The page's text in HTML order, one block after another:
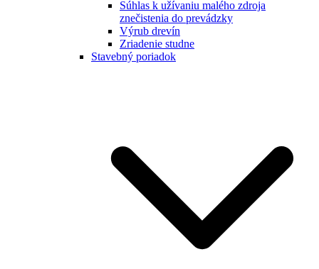
Súhlas k užívaniu malého zdroja
znečistenia do prevádzky
Výrub drevín
Zriadenie studne
Stavebný poriadok